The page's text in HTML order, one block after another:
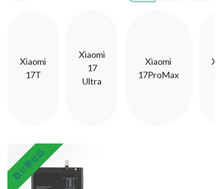
Xiaomi
17T
Xiaomi
17
Ultra
Xiaomi
17ProMax
取り寄せ品